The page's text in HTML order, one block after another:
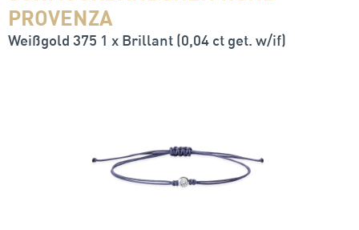
PROVENZA
Weißgold 375 1 x Brillant (0,04 ct get. w/if)